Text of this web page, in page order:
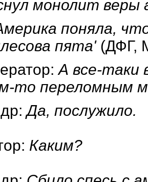
монолит веры
поняла,
пята'(ДФГ,
А все-таки
то переломным
Да, послужило.
Каким?